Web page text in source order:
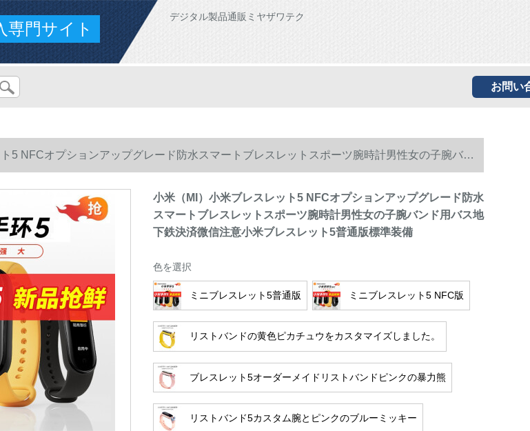
専門サイト
デジタル製品通販ミヤザワテク
お問い
5 NFCオプションアップグレード防水スマートブレスレットスポーツ腕時計男性女の子腕バン
米ブレスレット5普通版標準装備
小米（MI）小米ブレスレット5 NFCオプションアップグレード防水
スマートブレスレットスポーツ腕時計男性女の子腕バンド用バス地
下鉄決済微信注意小米ブレスレット5普通版標準装備
色を選択
ミニブレスレット5普通版 ミニブレスレット5 NFC版
リストバンドの黄色ピカチュウをカスタマイズしました。
ブレスレット5オーダーメイドリストバンドピンクの暴力熊
リストバンド5カスタム腕とピンクのブルーミッキー